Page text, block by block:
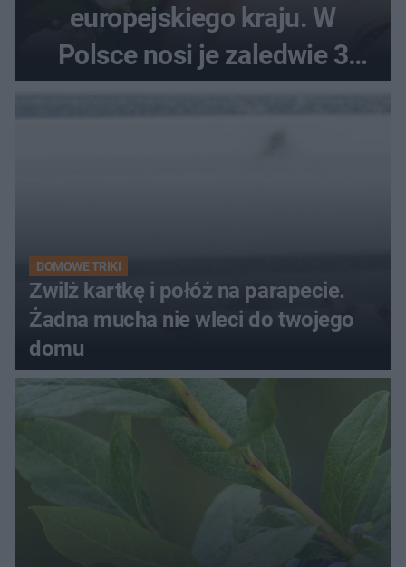
europejskiego kraju. W
Polsce nosi je zaledwie 3
kobiety
DOMOWE TRIKI
Zwilż kartkę i połóż na parapecie.
Żadna mucha nie wleci do twojego
domu